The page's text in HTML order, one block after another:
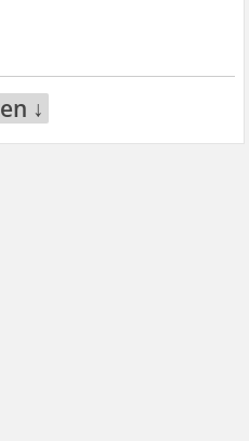
↓